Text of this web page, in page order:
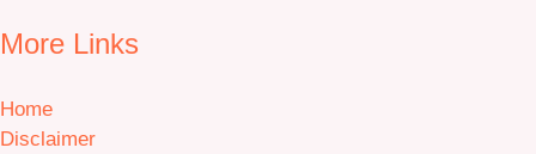
More Links
Home
Disclaimer